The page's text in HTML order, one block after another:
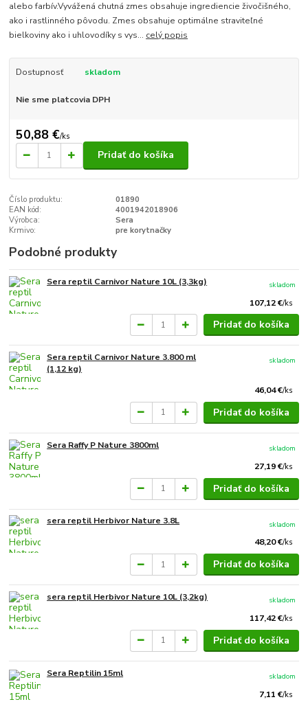
alebo farbív.Vyvážená chutná zmes obsahuje ingrediencie živočišného,
ako i rastlinného pôvodu. Zmes obsahuje optimálne straviteľné
bielkoviny ako i uhlovodíky s vys... celý popis
Dostupnosť skladom
Nie sme platcovia DPH
50,88 €/ks
Pridať do košíka
Číslo produktu:
01890
EAN kód:
4001942018906
Výrobca:
Sera
Krmivo:
pre korytnačky
Podobné produkty
Sera reptil Carnivor Nature 10L (3,3kg)
107,12 €/ks
skladom
Pridať do košíka
Sera reptil Carnivor Nature 3.800 ml
(1,12 kg)
46,04 €/ks
skladom
Pridať do košíka
Sera Raffy P Nature 3800ml
27,19 €/ks
skladom
Pridať do košíka
sera reptil Herbivor Nature 3.8L
48,20 €/ks
skladom
Pridať do košíka
sera reptil Herbivor Nature 10L (3,2kg)
117,42 €/ks
skladom
Pridať do košíka
Sera Reptilin 15ml
7,11 €/ks
skladom